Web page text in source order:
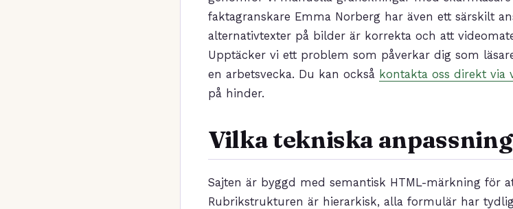
faktagranskare Emma Norberg har även ett särskilt
alternativtexter på bilder är korrekta och att
Upptäcker vi ett problem som påverkar dig som
en arbetsvecka. Du kan också kontakta oss direkt
på hinder.
Vilka tekniska
Sajten är byggd med semantisk HTML-märkning för
Rubrikstrukturen är hierarkisk, alla formulär har